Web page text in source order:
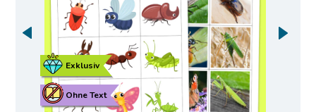
Ohne Text
Exklusiv